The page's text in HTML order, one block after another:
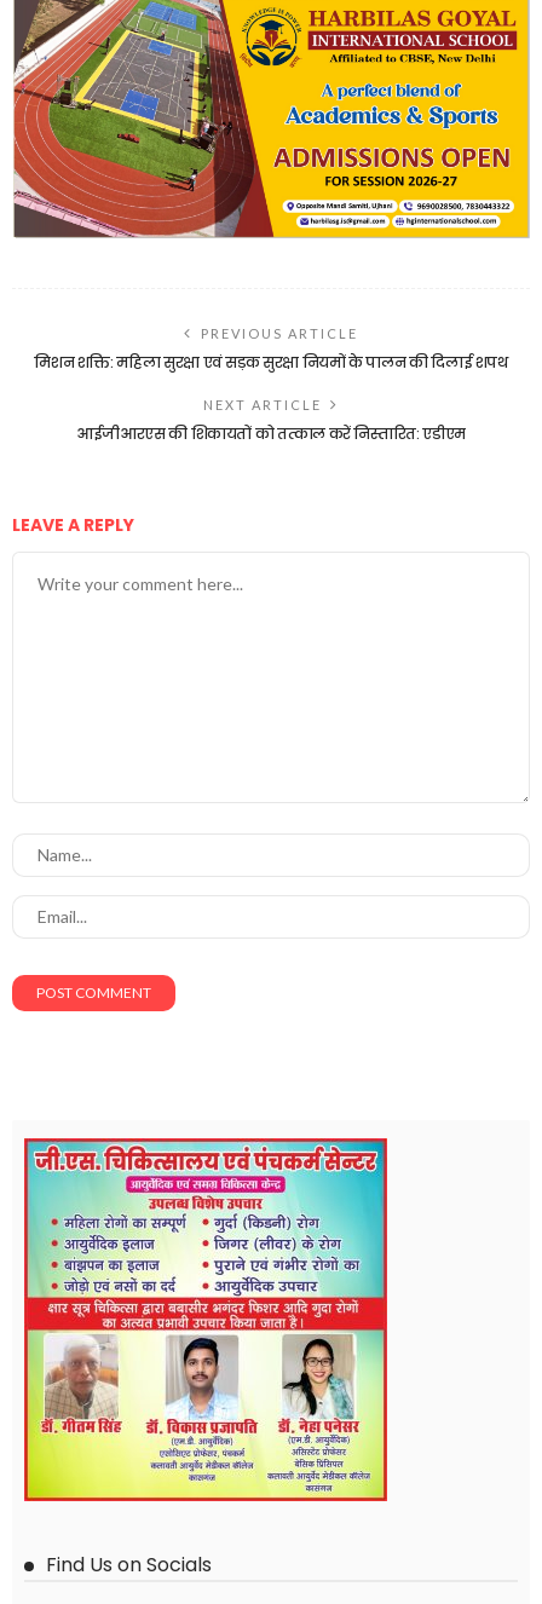
PREVIOUS ARTICLE
मिशन शक्ति: महिला सुरक्षा एवं सड़क सुरक्षा नियमों के पालन की दिलाई शपथ
NEXT ARTICLE
आईजीआरएस की शिकायतों को तत्काल करें निस्तारित: एडीएम
LEAVE A REPLY
Find Us on Socials